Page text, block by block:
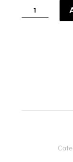
Zapatillas
Hyde
Alexander